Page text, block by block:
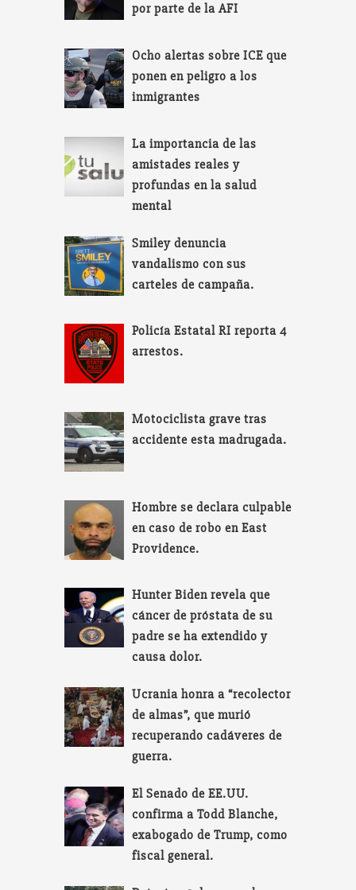
por parte de la AFI
Ocho alertas sobre ICE que
ponen en peligro a los
inmigrantes
La importancia de las
amistades reales y
profundas en la salud
mental
Smiley denuncia
vandalismo con sus
carteles de campaña.
Policía Estatal RI reporta 4
arrestos.
Motociclista grave tras
accidente esta madrugada.
Hombre se declara culpable
en caso de robo en East
Providence.
Hunter Biden revela que
cáncer de próstata de su
padre se ha extendido y
causa dolor.
Ucrania honra a “recolector
de almas”, que murió
recuperando cadáveres de
guerra.
El Senado de EE.UU.
confirma a Todd Blanche,
exabogado de Trump, como
fiscal general.